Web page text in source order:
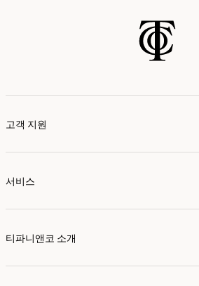
고객 지원
서비스
티파니앤코 소개